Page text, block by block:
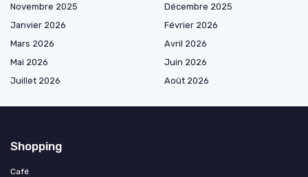
Novembre 2025
Décembre 2025
Janvier 2026
Février 2026
Mars 2026
Avril 2026
Mai 2026
Juin 2026
Juillet 2026
Août 2026
Shopping
Café